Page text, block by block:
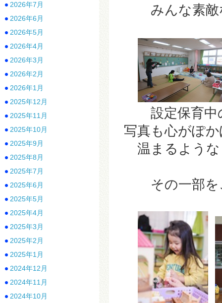
みんな素敵
設定保育中
写真も心がぽ
温まるよう
その一部を
2026年7月
2026年6月
2026年5月
2026年4月
2026年3月
2026年2月
2026年1月
2025年12月
2025年11月
2025年10月
2025年9月
2025年8月
2025年7月
2025年6月
2025年5月
2025年4月
2025年3月
2025年2月
2025年1月
2024年12月
2024年11月
2024年10月